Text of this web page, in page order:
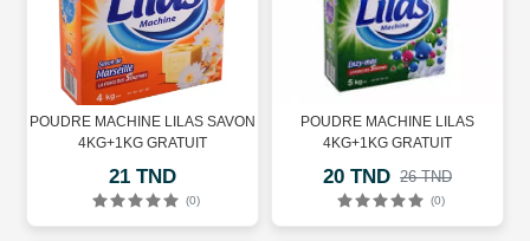
POUDRE MACHINE LILAS SAVON
4KG+1KG GRATUIT
21 TND
(0)
POUDRE MACHINE LILAS
4KG+1KG GRATUIT
20 TND 26 TND
(0)